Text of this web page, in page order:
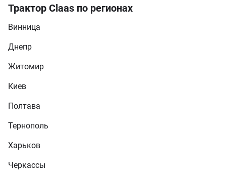
Трактор Claas по регионах
Винница
Днепр
Житомир
Киев
Полтава
Тернополь
Харьков
Черкассы